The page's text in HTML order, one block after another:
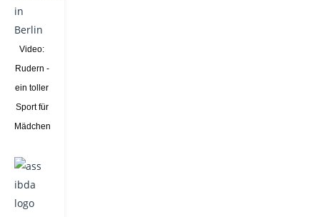
Video:
Rudern -
ein toller
Sport für
Mädchen